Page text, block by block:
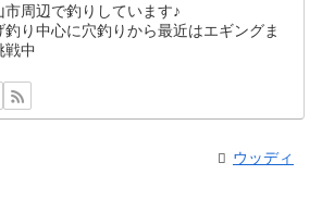
市周辺で釣りしています♪
釣り中心に穴釣りから最近はエギングま
戦中
ウッディ